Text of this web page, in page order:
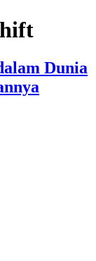
Dunia